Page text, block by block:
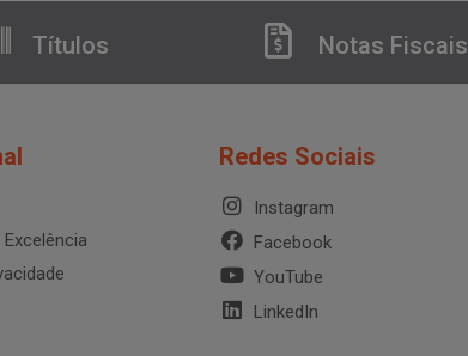
Títulos Notas Fiscais
Redes Sociais
Instagram
Facebook
YouTube
LinkedIn